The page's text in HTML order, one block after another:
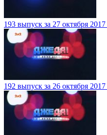
193 выпуск за 27 октября 2017
192 выпуск за 26 октября 2017